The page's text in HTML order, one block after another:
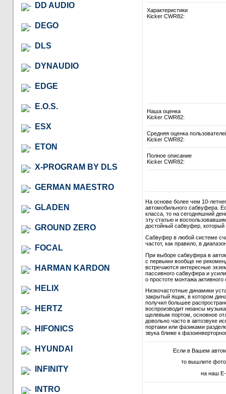
DD AUDIO
DEGO
DLS
DYNAUDIO
EDGE
E.O.S.
ESX
ETON
X-PROGRAM BY DLS
GERMAN MAESTRO
GLADEN
GROUND ZERO
FOCAL
HARMAN KARDON
HELIX
HERTZ
HIFONICS
HYUNDAI
INFINITY
INTRO
Характеристики
Kicker CWR82:
Наша оценка
Kicker CWR82:
Средняя оценка
Kicker CWR82:
Полное описание
Kicker CWR82:
На основе более чем 10-
автомобильного сабвуфера.
класса, то на сегодняшний
эту статью и
достойный сабвуфер, который
Сабвуфер в любой системе
частот, как правило, в
При выборе сабвуфера в
с первыми вообще не
встречаются интересные
пассивного сабвуфера и
о простоте монтажа
Низкочастотные динамики
закрытый ящик, в котором
получил большее
воспроизводит нюансы
щелевым портом, основное
довольно часто в автозвуке
портами или фазиками
звука ближе к
Если в Вашем
то вышлите
на наш